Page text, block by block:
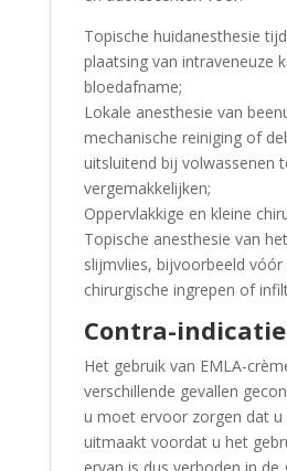
Topische huidanesthesie
plaatsing van intraveneuze
bloedafname;
Lokale anesthesie van
mechanische reiniging of
uitsluitend bij volwassenen
vergemakkelijken;
Oppervlakkige en kleine
Topische anesthesie van
slijmvlies, bijvoorbeeld vóór
chirurgische ingrepen of
Contra-indicatie
Het gebruik van EMLA-
verschillende gevallen
u moet ervoor zorgen dat u
uitmaakt voordat u het